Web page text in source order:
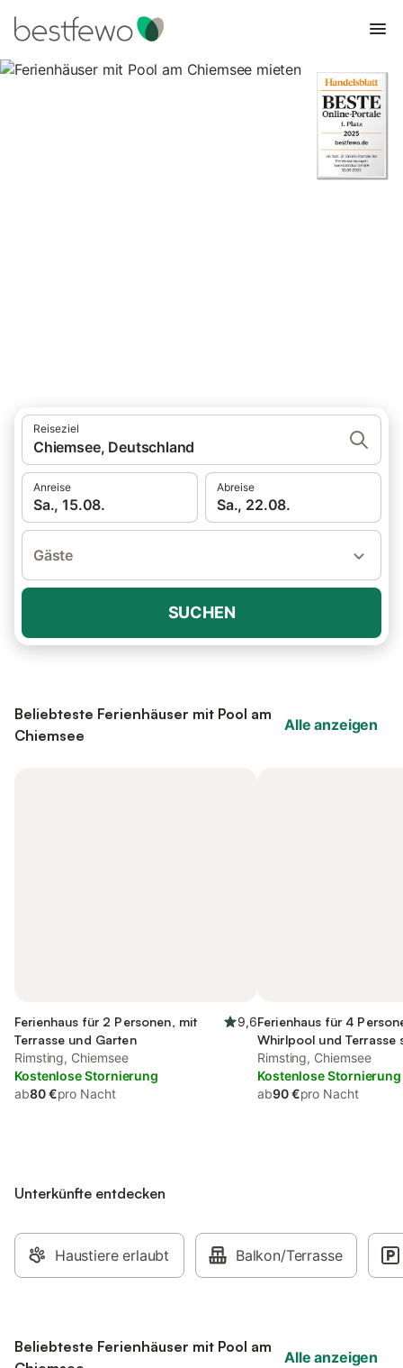
Reiseziel
Chiemsee, Deutschland
Anreise
Sa., 15.08.
Abreise
Sa., 22.08.
Gäste
SUCHEN
Beliebteste Ferienhäuser mit Pool am
Chiemsee
Alle anzeigen
Ferienhaus für 2 Personen, mit
Terrasse und Garten
9,6
Rimsting, Chiemsee
Kostenlose Stornierung
ab80 €pro Nacht
Ferienhaus für 4
Whirlpool und Terrasse
Garten und Sauna
Rimsting, Chiemsee
Kostenlose Stornierung
ab90 €pro Nacht
Unterkünfte entdecken
Haustiere erlaubt Balkon/Terrasse
Beliebteste Ferienhäuser mit Pool am
Alle anzeigen